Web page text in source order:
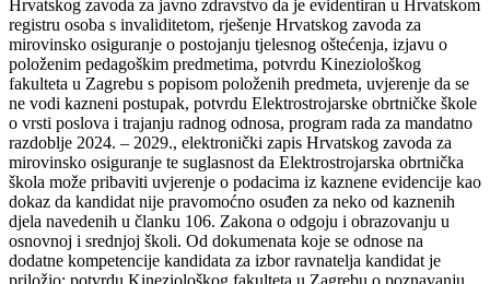
Hrvatskog zavoda za javno zdravstvo da je evidentiran u Hrvatskom
registru osoba s invaliditetom, rješenje Hrvatskog zavoda za
mirovinsko osiguranje o postojanju tjelesnog oštećenja, izjavu o
položenim pedagoškim predmetima, potvrdu Kineziološkog
fakulteta u Zagrebu s popisom položenih predmeta, uvjerenje da se
ne vodi kazneni postupak, potvrdu Elektrostrojarske obrtničke škole
o vrsti poslova i trajanju radnog odnosa, program rada za mandatno
razdoblje 2024. – 2029., elektronički zapis Hrvatskog zavoda za
mirovinsko osiguranje te suglasnost da Elektrostrojarska obrtnička
škola može pribaviti uvjerenje o podacima iz kaznene evidencije kao
dokaz da kandidat nije pravomoćno osuđen za neko od kaznenih
djela navedenih u članku 106. Zakona o odgoju i obrazovanju u
osnovnoj i srednjoj školi. Od dokumenata koje se odnose na
dodatne kompetencije kandidata za izbor ravnatelja kandidat je
priložio: potvrdu Kineziološkog fakulteta u Zagrebu o poznavanju